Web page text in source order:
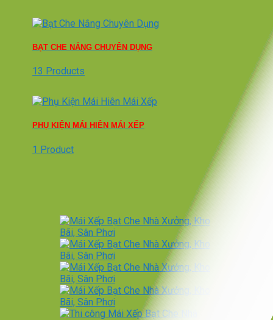
BẠT CHE NẮNG CHUYÊN DỤNG
13 Products
PHỤ KIỆN MÁI HIÊN MÁI XẾP
1 Product